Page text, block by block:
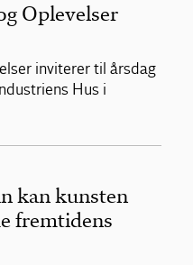
Oplevelser
inviterer til årsdag
Hus i
kan kunsten
fremtidens